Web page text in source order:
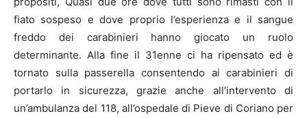
fiato sospeso e dove proprio l’esperienza e il sangue
freddo dei carabinieri hanno giocato un ruolo
determinante. Alla fine il 31enne ci ha ripensato ed è
tornato sulla passerella consentendo ai carabinieri di
portarlo in sicurezza, grazie anche all’intervento di
un’ambulanza del 118, all’ospedale di Pieve di Coriano per